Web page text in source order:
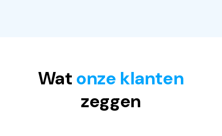
Wat onze klanten
zeggen